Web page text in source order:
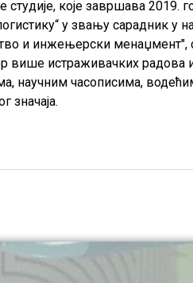
студије, које завршава
у звању сарадник у
и инжењерски менаџмент",
више истраживачких
научним часописима,
значаја.